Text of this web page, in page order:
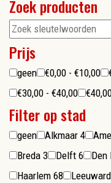
Zoek producten
Prijs
geen €0,00 - €10,00
€30,00 - €40,00
Filter op stad
geen Alkmaar 4
Breda 3 Delft 6 Den
Haarlem 68